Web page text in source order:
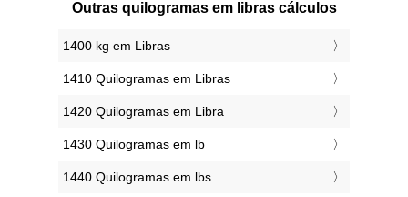
Outras quilogramas em libras cálculos
1400 kg em Libras
1410 Quilogramas em Libras
1420 Quilogramas em Libra
1430 Quilogramas em lb
1440 Quilogramas em lbs